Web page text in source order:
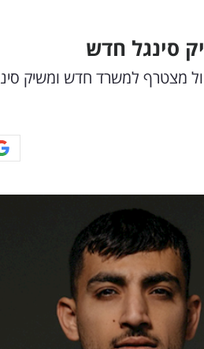
סינגל חדש
מצטרף למשרד חדש ומשיק